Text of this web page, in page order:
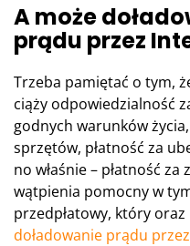
A może
prądu przez
Trzeba pamiętać o tym,
ciąży odpowiedzialność
godnych warunków
sprzętów, płatność za
no właśnie – płatność
wątpienia pomocny w
przedpłatowy, który
doładowanie prądu